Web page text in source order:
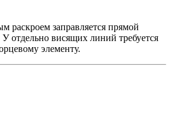
раскроем заправляется прямой
У отдельно висящих линий требуется
элементу.